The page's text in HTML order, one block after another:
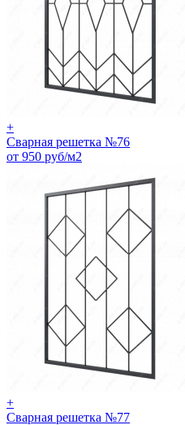
+
Сварная решетка №76
от 950 руб/м2
+
Сварная решетка №77